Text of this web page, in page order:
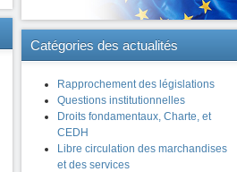
Catégories des actualités
Rapprochement des législations
Questions institutionnelles
Droits fondamentaux, Charte, et
CEDH
Libre circulation des marchandises
et des services